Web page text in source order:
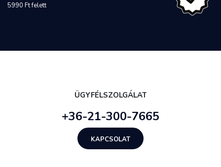
5990 Ft felett
ÜGYFÉLSZOLGÁLAT
+36-21-300-7665
KAPCSOLAT